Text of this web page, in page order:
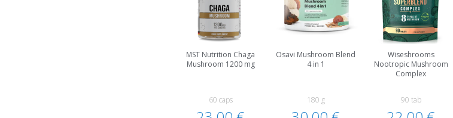
MST Nutrition Chaga
Mushroom 1200 mg
60 caps
Osavi Mushroom Blend
4 in 1
180 g
Wiseshrooms
Nootropic Mushroom
Complex
90 tab